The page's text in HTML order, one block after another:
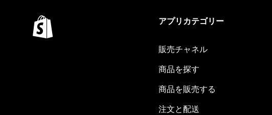
アプリカテゴリー
販売チャネル
商品を探す
商品を販売する
注文と配送